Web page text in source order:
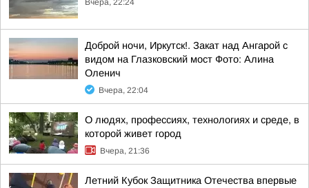
Вчера, 22:24
Доброй ночи, Иркутск!. Закат над Ангарой с
видом на Глазковский мост Фото: Алина
Оленич
Вчера, 22:04
О людях, профессиях, технологиях и среде, в
которой живет город
Вчера, 21:36
Летний Кубок Защитника Отечества впервые